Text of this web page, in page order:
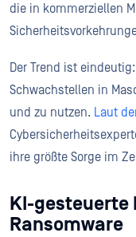
die in kommerziellen
Der Trend ist
Schwachstellen in
und zu nutzen. Laut
ihre größte Sorge im
KI-gesteuerte
Ransomware